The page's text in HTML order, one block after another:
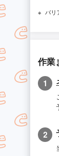
バリ
作業
1
2